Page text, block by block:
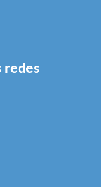
redes